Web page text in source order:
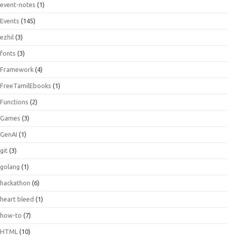
event-notes (1)
Events (145)
ezhil (3)
fonts (3)
Framework (4)
FreeTamilEbooks (1)
Functions (2)
Games (3)
GenAI (1)
git (3)
golang (1)
hackathon (6)
heart bleed (1)
how-to (7)
HTML (10)